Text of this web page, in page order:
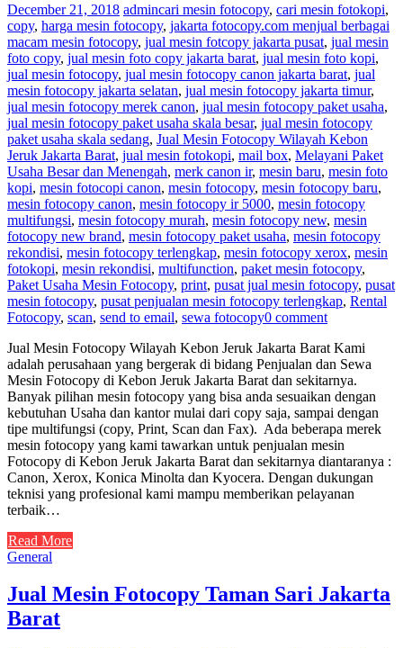
December 21, 2018 admincari mesin fotocopy, cari mesin fotokopi,
copy, harga mesin fotocopy, jakarta fotocopy.com menjual berbagai
macam mesin fotocopy, jual mesin fotcopy jakarta pusat, jual mesin
foto copy, jual mesin foto copy jakarta barat, jual mesin foto kopi,
jual mesin fotocopy, jual mesin fotocopy canon jakarta barat, jual
mesin fotocopy jakarta selatan, jual mesin fotocopy jakarta timur,
jual mesin fotocopy merek canon, jual mesin fotocopy paket usaha,
jual mesin fotocopy paket usaha skala besar, jual mesin fotocopy
paket usaha skala sedang, Jual Mesin Fotocopy Wilayah Kebon
Jeruk Jakarta Barat, jual mesin fotokopi, mail box, Melayani Paket
Usaha Besar dan Menengah, merk canon ir, mesin baru, mesin foto
kopi, mesin fotocopi canon, mesin fotocopy, mesin fotocopy baru,
mesin fotocopy canon, mesin fotocopy ir 5000, mesin fotocopy
multifungsi, mesin fotocopy murah, mesin fotocopy new, mesin
fotocopy new brand, mesin fotocopy paket usaha, mesin fotocopy
rekondisi, mesin fotocopy terlengkap, mesin fotocopy xerox, mesin
fotokopi, mesin rekondisi, multifunction, paket mesin fotocopy,
Paket Usaha Mesin Fotocopy, print, pusat jual mesin fotocopy, pusat
mesin fotocopy, pusat penjualan mesin fotocopy terlengkap, Rental
Fotocopy, scan, send to email, sewa fotocopy0 comment
Jual Mesin Fotocopy Wilayah Kebon Jeruk Jakarta Barat Kami
adalah perusahaan yang bergerak di bidang Penjualan dan Sewa
Mesin Fotocopy di Kebon Jeruk Jakarta Barat dan sekitarnya.
Banyak pilihan mesin fotocopy yang bisa anda sesuaikan dengan
kebutuhan Usaha dan kantor mulai dari copy saja, sampai dengan
tipe multifungsi (copy, Print, Scan dan Fax). Ada beberapa merek
mesin fotocopy yang kami tawarkan untuk penjualan mesin
Fotocopy di Kebon Jeruk Jakarta Barat dan sekitarnya diantaranya :
Canon, Xerox, Konica Minolta dan Kyocera. Dengan dukungan
teknisi yang profesional kami mampu memberikan pelayanan
terbaik…
Read More
General
Jual Mesin Fotocopy Taman Sari Jakarta
Barat